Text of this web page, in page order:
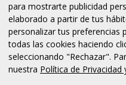
954 975 004
para mostrarte publicidad
elaborado a partir de tus
personalizar tus preferencias
todas las cookies haciendo
seleccionando "Rechazar".
nuestra Política de Privacidad